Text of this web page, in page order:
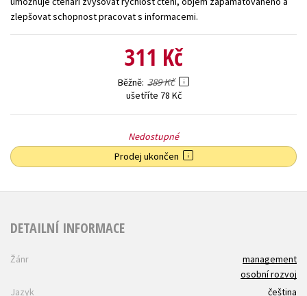
zlepšovat schopnost pracovat s informacemi.
311 Kč
Běžně 389 Kč
ušetříte 78 Kč
Nedostupné
Prodej ukončen
DETAILNÍ INFORMACE
Žánr
management
osobní rozvoj
Jazyk
čeština